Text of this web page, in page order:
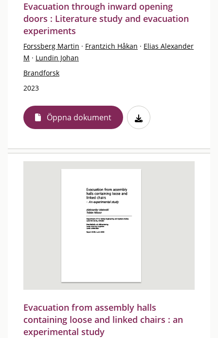
Evacuation through inward opening
doors : Literature study and evacuation
experiments
Forssberg Martin · Frantzich Håkan · Elias Alexander
M · Lundin Johan
Brandforsk
2023
Öppna dokument
Evacuation from assembly halls
containing loose and linked chairs : an
experimental study